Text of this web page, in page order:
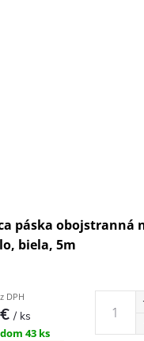
páska obojstranná
biela, 5m
DPH
€/ ks
43 ks